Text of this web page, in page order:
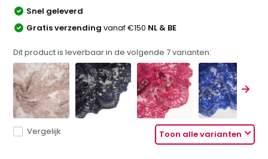
Snel geleverd
Gratis verzendingvanaf €150 NL & BE
Dit product is leverbaar in de volgende7varianten:
Toon alle varianten
Vergelijk